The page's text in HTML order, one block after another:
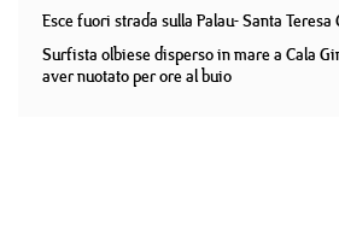
Esce fuori strada sulla Palau- Santa Teresa
Surfista olbiese disperso in mare a Cala
aver nuotato per ore al buio